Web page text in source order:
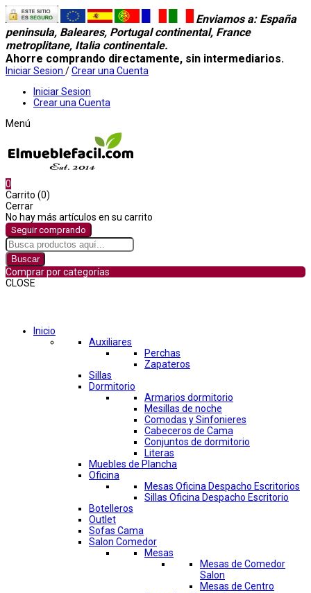
Enviamos a: España
peninsula, Baleares, Portugal continental, France
metroplitane, Italia continentale.
Ahorre comprando directamente, sin intermediarios.
Iniciar Sesion /Crear una Cuenta
Iniciar Sesion
Crear una Cuenta
Menú
0
Carrito (0)
Cerrar
No hay más artículos en su carrito
Seguir comprando
Buscar
Comprar por categorías
CLOSE
Inicio
Auxiliares
Perchas
Zapateros
Sillas
Dormitorio
Armarios dormitorio
Mesillas de noche
Comodas y Sinfonieres
Cabeceros de Cama
Conjuntos de dormitorio
Literas
Muebles de Plancha
Oficina
Mesas Oficina Despacho Escritorios
Sillas Oficina Despacho Escritorio
Botelleros
Outlet
Sofas Cama
Salon Comedor
Mesas
Mesas de Comedor
Salon
Mesas de Centro